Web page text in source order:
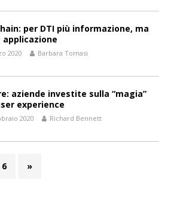
per DTI più informazione, ma
applicazione
2020 Barbara Tomasi
aziende investite sulla “magia”
experience
2020 Richard Bennett
6 »